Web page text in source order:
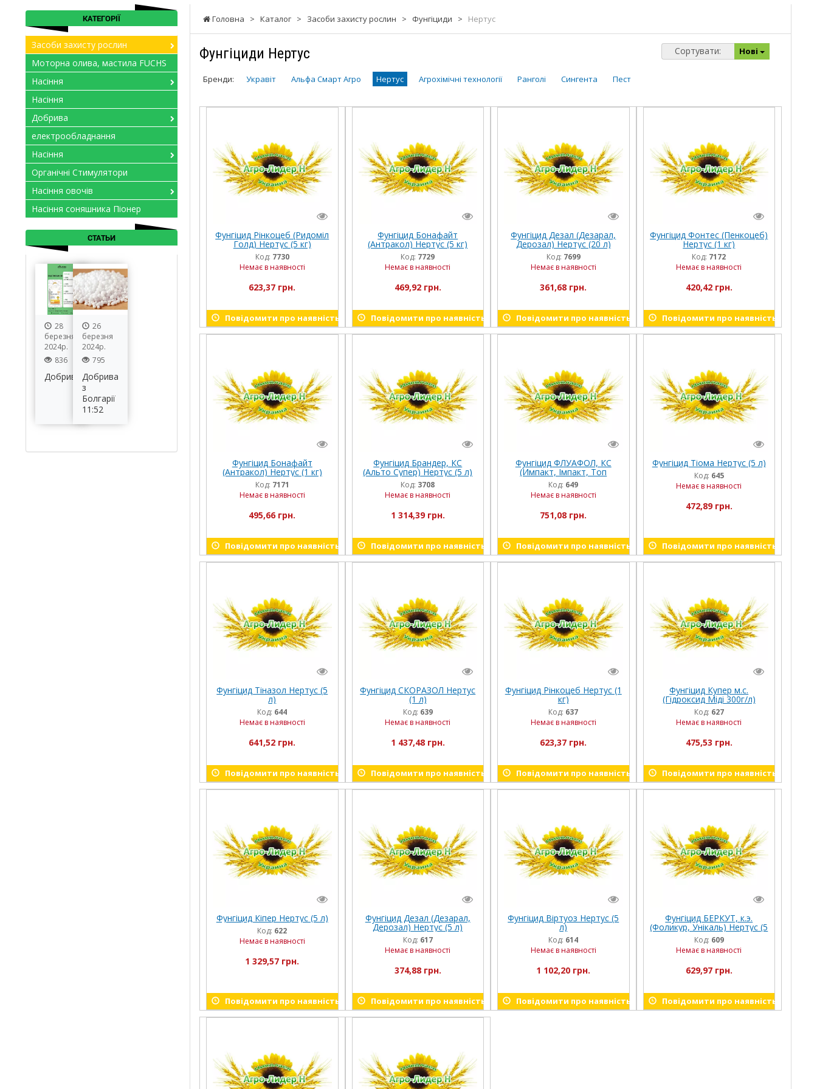
Головна > Каталог > Засоби захисту рослин > Фунгіциди > Нертус
Фунгіциди Нертус Сортувати: Нові
Бренди: Укравіт Альфа Смарт Агро Нертус Агрохімічні технології Ранголі Сингента Пест
Фунгіцид Рінкоцеб (Ридоміл
Голд) Нертус (5 кг)
Код: 7730
Немає в наявності
623,37 грн.
Повідомити про наявність
Фунгіцид Бонафайт
(Антракол) Нертус (5 кг)
Код: 7729
Немає в наявності
469,92 грн.
Повідомити про наявність
Фунгіцид Дезал (Дезарал,
Дерозал) Нертус (20 л)
Код: 7699
Немає в наявності
361,68 грн.
Повідомити про наявність
Фунгіцид Фонтес (Пенкоцеб)
Нертус (1 кг)
Код: 7172
Немає в наявності
420,42 грн.
Повідомити про наявність
Фунгіцид Бонафайт
(Антракол) Нертус (1 кг)
Код: 7171
Немає в наявності
495,66 грн.
Повідомити про наявність
Фунгіцид Брандер, КС
(Альто Супер) Нертус (5 л)
Код: 3708
Немає в наявності
1 314,39 грн.
Повідомити про наявність
Фунгіцид ФЛУАФОЛ, КС
(Импакт, Імпакт, Топ
Эффект) Нертус (5 л)
Код: 649
Немає в наявності
751,08 грн.
Повідомити про наявність
Фунгіцид Тіома Нертус (5 л)
Код: 645
Немає в наявності
472,89 грн.
Повідомити про наявність
Фунгіцид Тіназол Нертус (5
л)
Код: 644
Немає в наявності
641,52 грн.
Повідомити про наявність
Фунгіцид СКОРАЗОЛ Нертус
(1 л)
Код: 639
Немає в наявності
1 437,48 грн.
Повідомити про наявність
Фунгіцид Рінкоцеб Нертус (1
кг)
Код: 637
Немає в наявності
623,37 грн.
Повідомити про наявність
Фунгіцид Купер м.с.
(Гідроксид Міді 300г/л)
Нертус (5 л)
Код: 627
Немає в наявності
475,53 грн.
Повідомити про наявність
Фунгіцид Кіпер Нертус (5 л)
Код: 622
Немає в наявності
1 329,57 грн.
Повідомити про наявність
Фунгіцид Дезал (Дезарал,
Дерозал) Нертус (5 л)
Код: 617
Немає в наявності
374,88 грн.
Повідомити про наявність
Фунгіцид Віртуоз Нертус (5
л)
Код: 614
Немає в наявності
1 102,20 грн.
Повідомити про наявність
Фунгіцид БЕРКУТ, к.э.
(Фоликур, Унікаль) Нертус (5
л)
Код: 609
Немає в наявності
629,97 грн.
Повідомити про наявність
КАТЕГОРІЇ
Засоби захисту рослин
Моторна олива, мастила FUCHS
Насіння
Насіння
Добрива
електрообладнання
Насіння
Органічні Стимулятори
Насіння овочів
Насіння соняшника Піонер
СТАТЬИ
28
березня
2024р.
836
Добрива
26
березня
2024р.
795
Добрива
з
Болгарії
11:52